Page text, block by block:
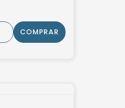
COMPRAR